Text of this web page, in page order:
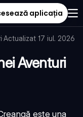
aplicația
·Actualizat 17 iul. 2026
Aventuri
este una